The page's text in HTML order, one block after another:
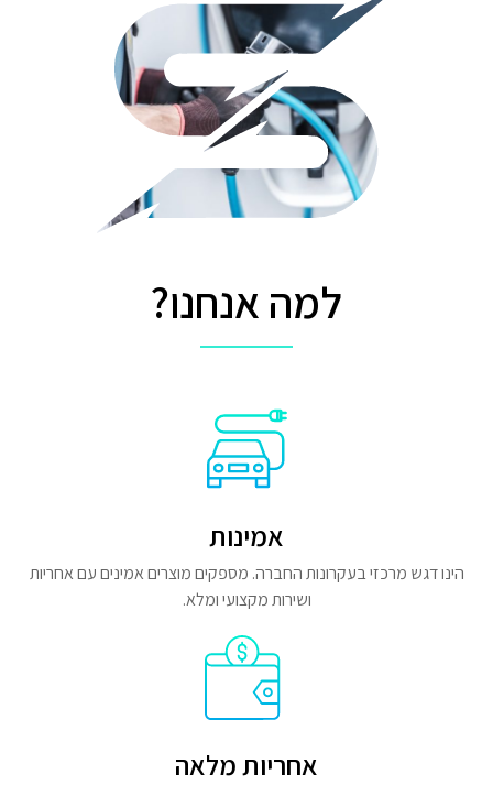
למה אנחנו?
אמינות
הינו דגש מרכזי בעקרונות החברה. מספקים מוצרים אמינים עם אחריות
ושירות מקצועי ומלא.
אחריות מלאה